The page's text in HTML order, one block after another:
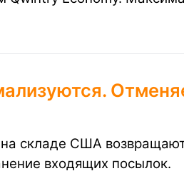
складе США
входящих посылок.